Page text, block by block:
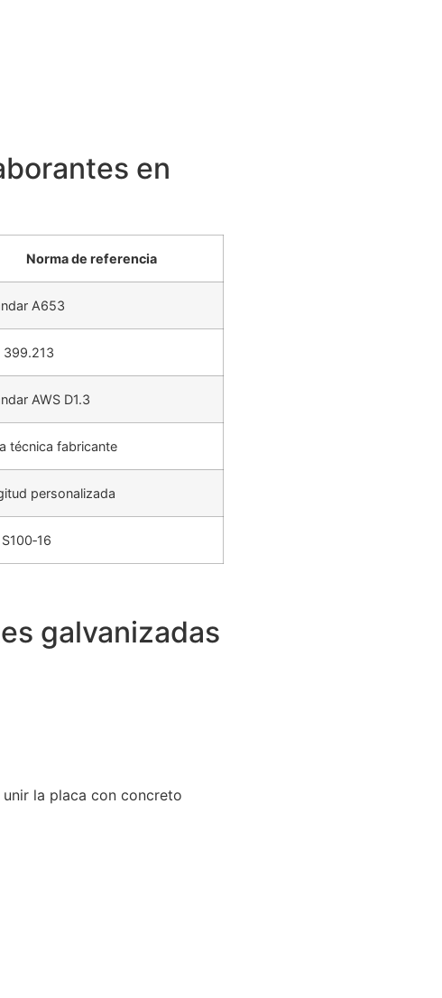
en
Norma de referencia
A653
399.213
AWS D1.3
técnica fabricante
personalizada
galvanizadas
la placa con concreto